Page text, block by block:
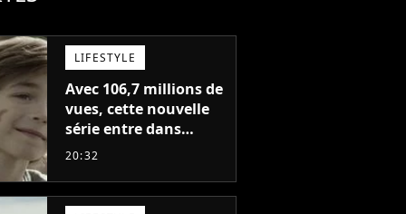
LIFESTYLE
Avec 106,7 millions de
vues, cette nouvelle
série entre dans
l'histoire de Netflix en
20:32